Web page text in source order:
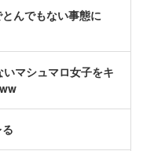
んでもない事態に
いマシュマロ女子をキ